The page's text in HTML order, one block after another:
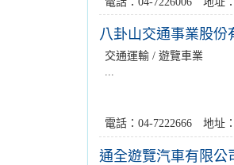
八卦山交通事業股份
交通運輸 / 遊覽車業
...
電話：04-7222666 地址
通全遊覽汽車有限公